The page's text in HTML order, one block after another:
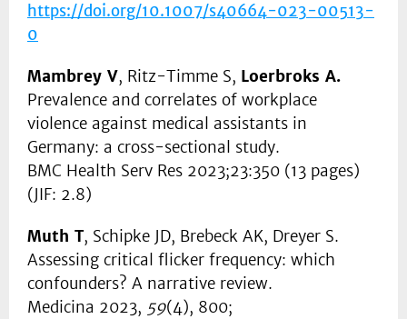
https://doi.org/10.1007/s40664-023-00513-
0
Mambrey V, Ritz-Timme S, Loerbroks A.
Prevalence and correlates of workplace
violence against medical assistants in
Germany: a cross-sectional study.
BMC Health Serv Res 2023;23:350 (13 pages)
(JIF: 2.8)
Muth T, Schipke JD, Brebeck AK, Dreyer S.
Assessing critical flicker frequency: which
confounders? A narrative review.
Medicina 2023, 59(4), 800;